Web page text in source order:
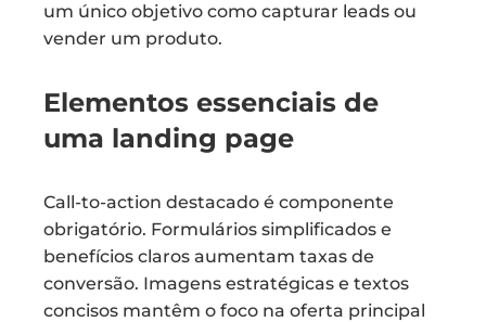
um único objetivo como capturar leads ou
vender um produto.
Elementos essenciais de
uma landing page
Call-to-action destacado é componente
obrigatório. Formulários simplificados e
benefícios claros aumentam taxas de
conversão. Imagens estratégicas e textos
concisos mantêm o foco na oferta principal